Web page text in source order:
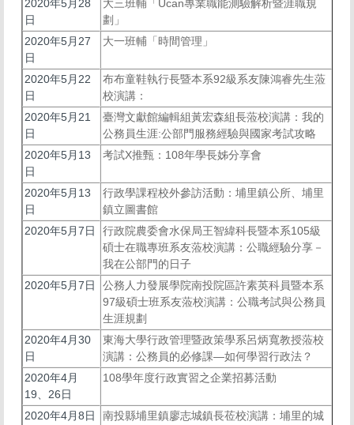
2020年5月28
日
大三班輔「Ucan專業職能測驗解析暨涯職規
劃」
2020年5月27
日
大一班輔「時間管理」
2020年5月22
日
布布童鞋執行長暨本系92級系友陳鴻睿先生蒞
校演講：
2020年5月21
日
臺灣文獻館編輯組黃宏森組長蒞校演講：我的
公務員生涯:公部門服務經驗與國家考試攻略
2020年5月13
日
考試X推甄：108年學長姊分享會
2020年5月13
日
行政學課程校外參訪活動：埔里鎮公所、埔里
鎮立圖書館
2020年5月7日
行政院農委會水保局王智緯科長暨本系105級
碩士在職專班系友蒞校演講：公職經驗分享－
我在公部門的日子
2020年5月7日
公務人力發展學院南投院區許素英科員暨本系
97級碩士班系友蒞校演講：公職考試與公務員
生涯規劃
2020年4月30
日
東海大學行政管理暨政策學系呂炳寬教授蒞校
演講：公務員的必修課—如何學習行政法？
2020年4月
19、26日
108學年度行政實習之企業招募活動
2020年4月8日
南投縣埔里鎮廖志城鎮長莅校演講：埔里的城